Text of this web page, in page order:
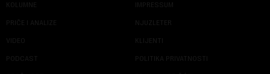
KOLUMNE
PRIČE I ANALIZE
VIDEO
PODCAST
IMPRESSUM
NJUZLETER
KLIJENTI
POLITIKA PRIVATNOSTI